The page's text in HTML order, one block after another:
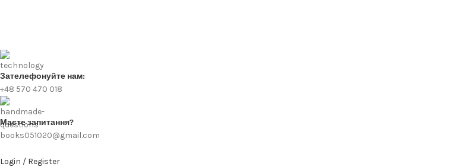
Зателефонуйте нам:
+48 570 470 018
Маєте запитання?
books051020@gmail.com
Login / Register